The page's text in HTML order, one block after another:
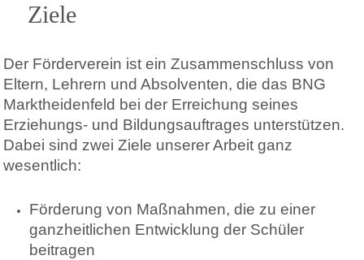
Ziele
Der Förderverein ist ein Zusammenschluss von
Eltern, Lehrern und Absolventen, die das BNG
Marktheidenfeld bei der Erreichung seines
Erziehungs- und Bildungsauftrages unterstützen.
Dabei sind zwei Ziele unserer Arbeit ganz
wesentlich:
Förderung von Maßnahmen, die zu einer
ganzheitlichen Entwicklung der Schüler
beitragen